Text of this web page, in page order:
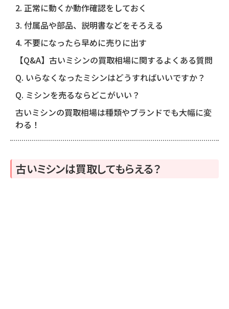
2. 正常に動くか動作確認をしておく
3. 付属品や部品、説明書などをそろえる
4. 不要になったら早めに売りに出す
【Q&A】古いミシンの買取相場に関するよくある質問
Q. いらなくなったミシンはどうすればいいですか？
Q. ミシンを売るならどこがいい？
古いミシンの買取相場は種類やブランドでも大幅に変
わる！
古いミシンは買取してもらえる？